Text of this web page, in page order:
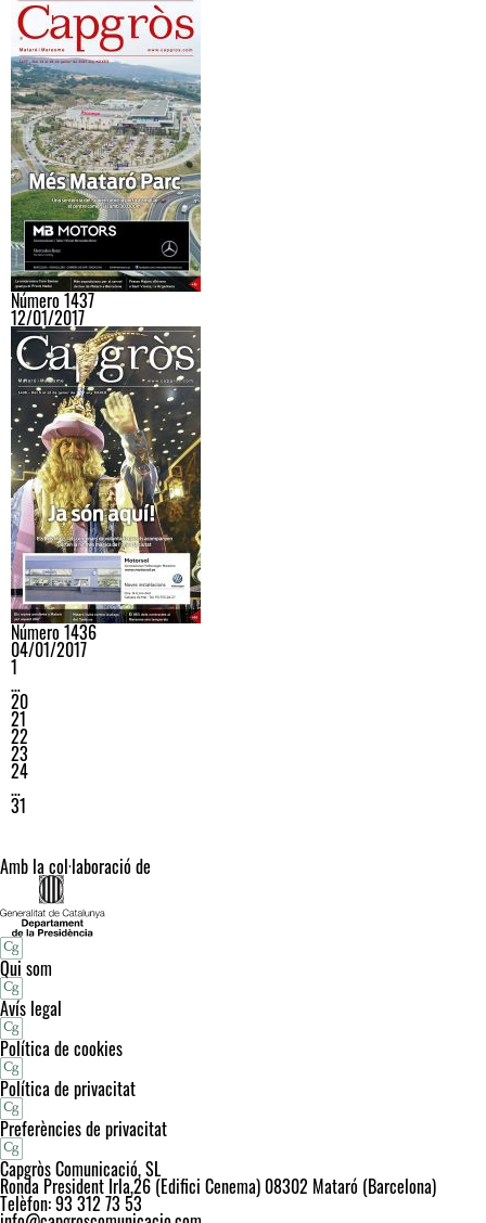
Número 1437
12/01/2017
Número 1436
04/01/2017
1
…
20
21
22
23
24
…
31
Amb la col·laboració de
Qui som
Avís legal
Política de cookies
Política de privacitat
Preferències de privacitat
Capgròs Comunicació, SL
Ronda President Irla,26 (Edifici Cenema) 08302 Mataró (Barcelona)
Telèfon: 93 312 73 53